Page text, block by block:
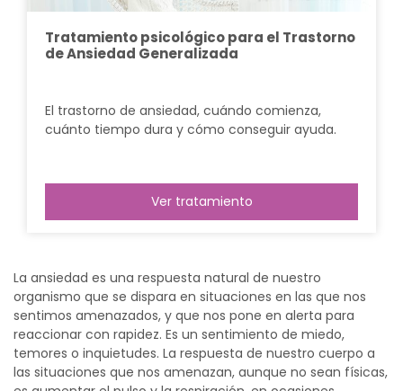
Tratamiento psicológico para el Trastorno
de Ansiedad Generalizada
El trastorno de ansiedad, cuándo comienza,
cuánto tiempo dura y cómo conseguir ayuda.
Ver tratamiento
La ansiedad es una respuesta natural de nuestro
organismo que se dispara en situaciones en las que nos
sentimos amenazados, y que nos pone en alerta para
reaccionar con rapidez. Es un sentimiento de miedo,
temores o inquietudes. La respuesta de nuestro cuerpo a
las situaciones que nos amenazan, aunque no sean físicas,